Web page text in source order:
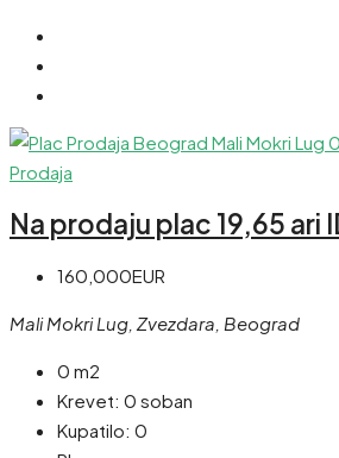
Prodaja
Na prodaju plac 19,65 ari
160,000EUR
Mali Mokri Lug, Zvezdara, Beograd
0 m2
Krevet: 0 soban
Kupatilo: 0